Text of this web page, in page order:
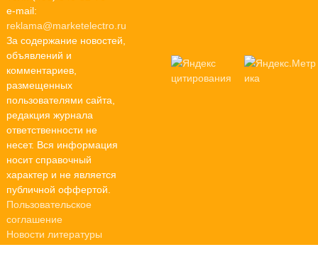
e-mail:
reklama@marketelectro.ru
За содержание новостей,
объявлений и
комментариев,
размещенных
пользователями сайта,
редакция журнала
ответственности не
несет. Вся информация
носит справочный
характер и не является
публичной оффертой.
Пользовательское
соглашение
Новости литературы